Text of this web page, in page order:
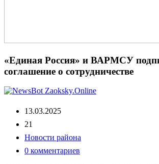
«Единая Россия» и ВАРМСУ
соглашение о сотрудничестве
13.03.2025
21
Новости района
0 комментариев